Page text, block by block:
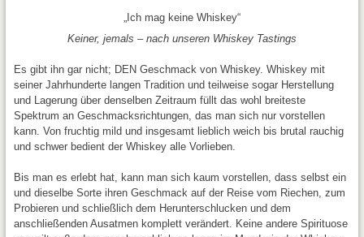
„Ich mag keine Whiskey“
Keiner, jemals – nach unseren Whiskey Tastings
Es gibt ihn gar nicht; DEN Geschmack von Whiskey. Whiskey mit
seiner Jahrhunderte langen Tradition und teilweise sogar Herstellung
und Lagerung über denselben Zeitraum füllt das wohl breiteste
Spektrum an Geschmacksrichtungen, das man sich nur vorstellen
kann. Von fruchtig mild und insgesamt lieblich weich bis brutal rauchig
und schwer bedient der Whiskey alle Vorlieben.
Bis man es erlebt hat, kann man sich kaum vorstellen, dass selbst ein
und dieselbe Sorte ihren Geschmack auf der Reise vom Riechen, zum
Probieren und schließlich dem Herunterschlucken und dem
anschließenden Ausatmen komplett verändert. Keine andere Spirituose